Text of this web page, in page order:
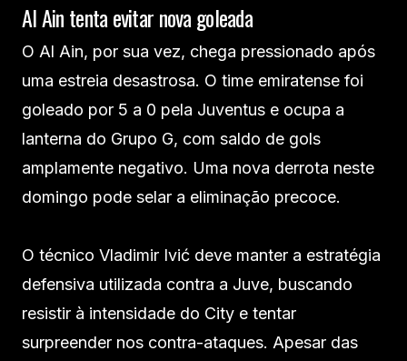
Al Ain tenta evitar nova goleada
O Al Ain, por sua vez, chega pressionado após
uma estreia desastrosa. O time emiratense foi
goleado por 5 a 0 pela Juventus e ocupa a
lanterna do Grupo G, com saldo de gols
amplamente negativo. Uma nova derrota neste
domingo pode selar a eliminação precoce.
O técnico Vladimir Ivić deve manter a estratégia
defensiva utilizada contra a Juve, buscando
resistir à intensidade do City e tentar
surpreender nos contra-ataques. Apesar das